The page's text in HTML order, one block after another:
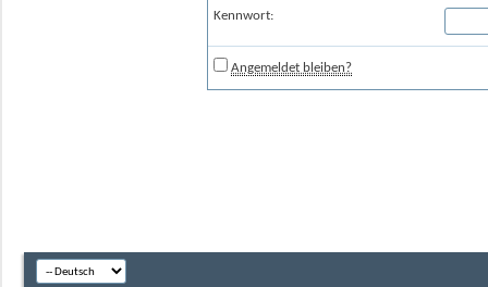
Kennwort:
Angemeldet bleiben?